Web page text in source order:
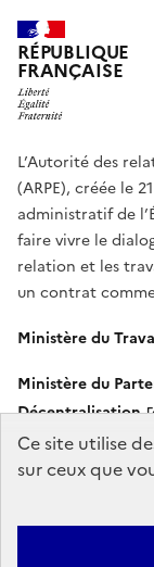
Ce site utilise
sur ceux que
RÉPUBLIQUE
FRANÇAISE
L’Autorité des
(ARPE), créée le
administratif de
faire vivre le
relation et les
un contrat
Ministère du
Ministère du
Décentralisation